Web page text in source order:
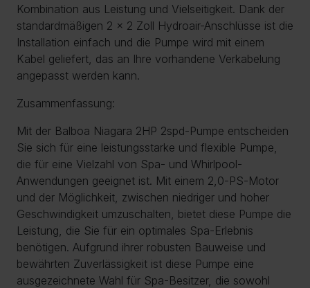
Kombination aus Leistung und Vielseitigkeit. Dank der
standardmäßigen 2 x 2 Zoll Hydroair-Anschlüsse ist die
Installation einfach und die Pumpe wird mit einem
Kabel geliefert, das an Ihre vorhandene Verkabelung
angepasst werden kann.
Zusammenfassung:
Mit der Balboa Niagara 2HP 2spd-Pumpe entscheiden
Sie sich für eine leistungsstarke und flexible Pumpe,
die für eine Vielzahl von Spa- und Whirlpool-
Anwendungen geeignet ist. Mit einem 2,0-PS-Motor
und der Möglichkeit, zwischen niedriger und hoher
Geschwindigkeit umzuschalten, bietet diese Pumpe die
Leistung, die Sie für ein optimales Spa-Erlebnis
benötigen. Aufgrund ihrer robusten Bauweise und
bewährten Zuverlässigkeit ist diese Pumpe eine
ausgezeichnete Wahl für Spa-Besitzer, die sowohl